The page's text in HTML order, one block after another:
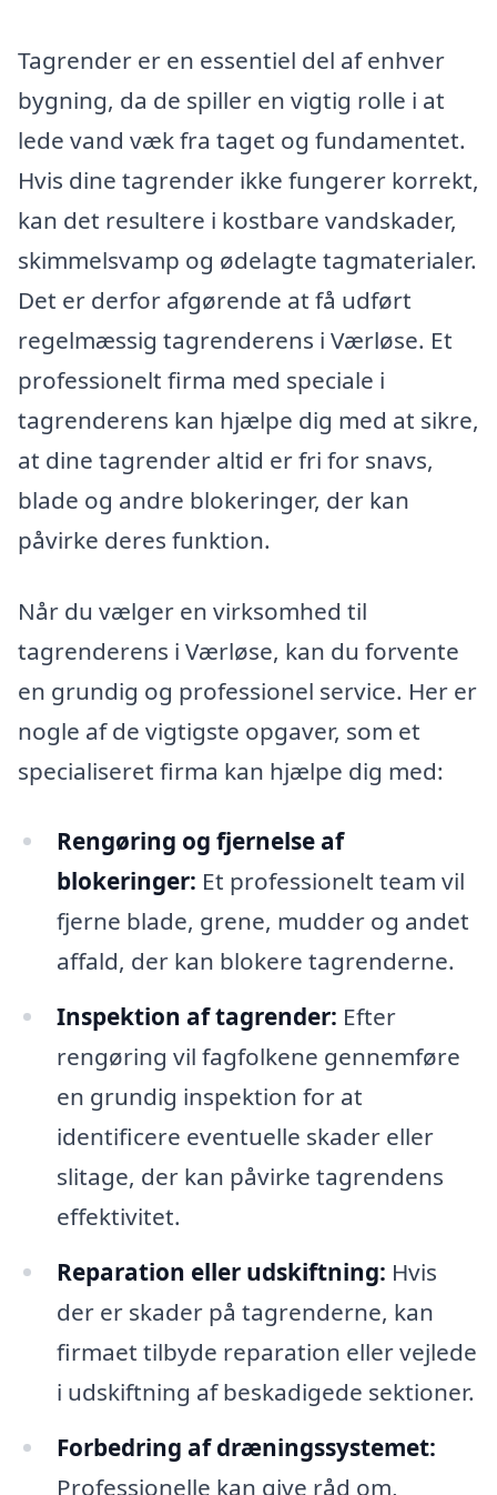
Tagrender er en essentiel del af enhver
bygning, da de spiller en vigtig rolle i at
lede vand væk fra taget og fundamentet.
Hvis dine tagrender ikke fungerer korrekt,
kan det resultere i kostbare vandskader,
skimmelsvamp og ødelagte tagmaterialer.
Det er derfor afgørende at få udført
regelmæssig tagrenderens i Værløse. Et
professionelt firma med speciale i
tagrenderens kan hjælpe dig med at sikre,
at dine tagrender altid er fri for snavs,
blade og andre blokeringer, der kan
påvirke deres funktion.
Når du vælger en virksomhed til
tagrenderens i Værløse, kan du forvente
en grundig og professionel service. Her er
nogle af de vigtigste opgaver, som et
specialiseret firma kan hjælpe dig med:
Rengøring og fjernelse af
blokeringer: Et professionelt team vil
fjerne blade, grene, mudder og andet
affald, der kan blokere tagrenderne.
Inspektion af tagrender: Efter
rengøring vil fagfolkene gennemføre
en grundig inspektion for at
identificere eventuelle skader eller
slitage, der kan påvirke tagrendens
effektivitet.
Reparation eller udskiftning: Hvis
der er skader på tagrenderne, kan
firmaet tilbyde reparation eller vejlede
i udskiftning af beskadigede sektioner.
Forbedring af dræningssystemet:
Professionelle kan give råd om,